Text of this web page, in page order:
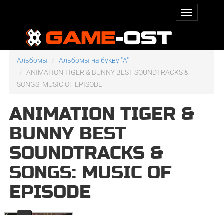
Альбомы
Альбомы на букву "A"
ANIMATION TIGER & BUNNY BEST SOUNDTRACKS &
SONGS: MUSIC OF EPISODE
ANIMATION TIGER &
BUNNY BEST
SOUNDTRACKS &
SONGS: MUSIC OF
EPISODE